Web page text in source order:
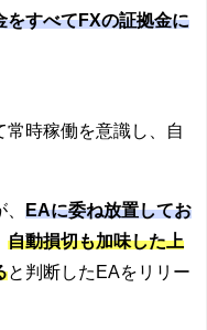
をすべてFXの証拠金に
時稼働を意識し、自
EAに委ね放置してお
自動損切も加味した上
と判断したEAをリリー